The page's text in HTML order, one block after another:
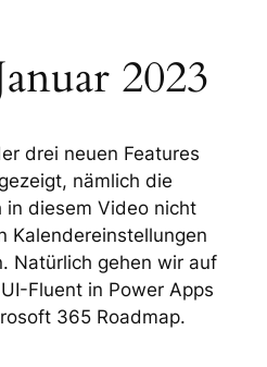
2023
drei neuen Features
nämlich die
in diesem Video nicht
Kalendereinstellungen
Natürlich gehen wir auf
Fluent in Power Apps
365 Roadmap.